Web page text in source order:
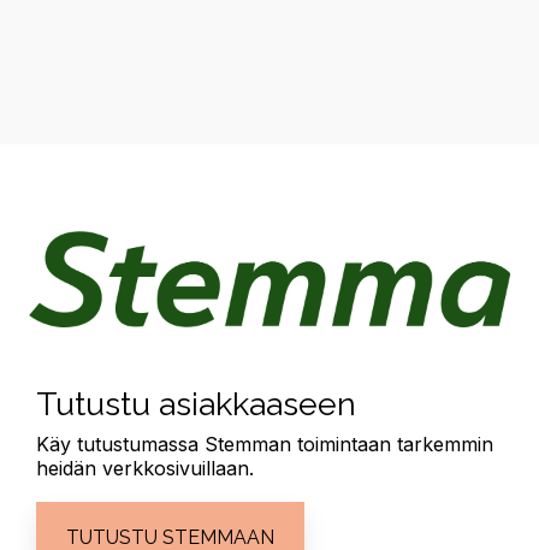
Tutustu asiakkaaseen
Käy tutustumassa Stemman toimintaan tarkemmin
heidän verkkosivuillaan.
TUTUSTU STEMMAAN